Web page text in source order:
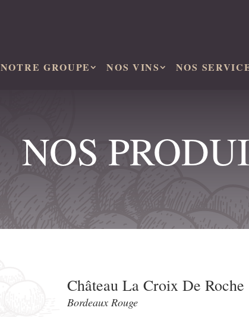
NOTRE GROUPE NOS VINS NOS
NOS
Château La Croix De Roche
Bordeaux Rouge